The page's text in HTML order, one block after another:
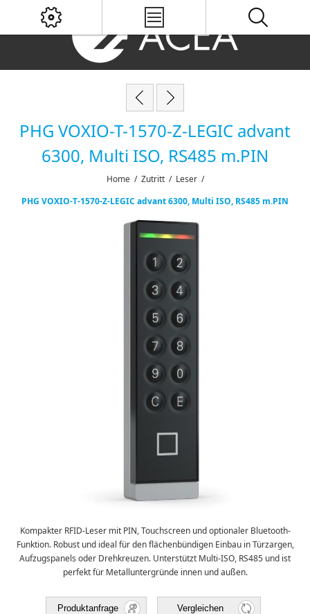
PHG VOXIO-T-1570-Z-LEGIC advant
6300, Multi ISO, RS485 m.PIN
Home / Zutritt / Leser /
PHG VOXIO-T-1570-Z-LEGIC advant 6300, Multi ISO, RS485 m.PIN
Kompakter RFID-Leser mit PIN, Touchscreen und optionaler Bluetooth-
Funktion. Robust und ideal für den flächenbündigen Einbau in Türzargen,
Aufzugspanels oder Drehkreuzen. Unterstützt Multi-ISO, RS485 und ist
perfekt für Metalluntergründe innen und außen.
Produktanfrage Vergleichen